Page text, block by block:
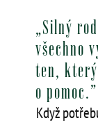
„Silný
všechno
ten,
o pomoc.”
Když